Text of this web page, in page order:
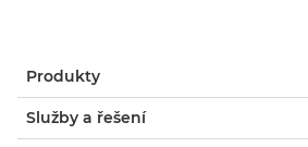
Produkty
Služby a řešení